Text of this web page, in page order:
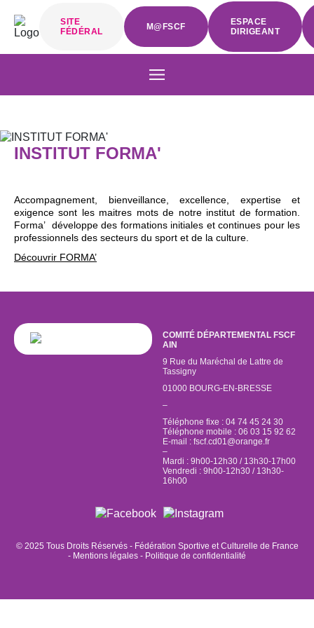
SITE
FÉDÉRAL
M@FSCF
ESPACE
DIRIGEANT
INSTITUT FORMA'
Accompagnement, bienveillance, excellence, expertise et
exigence sont les maitres mots de notre institut de formation.
Forma’ développe des formations initiales et continues pour les
professionnels des secteurs du sport et de la culture.
Découvrir FORMA’
COMITÉ DÉPARTEMENTAL FSCF
AIN
9 Rue du Maréchal de Lattre de
Tassigny
01000 BOURG-EN-BRESSE
–
Téléphone fixe : 04 74 45 24 30
Téléphone mobile : 06 03 15 92 62
E-mail : fscf.cd01@orange.fr
–
Mardi : 9h00-12h30 / 13h30-17h00
Vendredi : 9h00-12h30 / 13h30-
16h00
© 2025 Tous Droits Réservés - Fédération Sportive et Culturelle de France
- Mentions légales - Politique de confidentialité